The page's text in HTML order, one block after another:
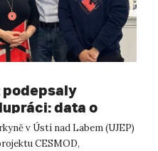
podepsaly
data o
posílí
v Ústí nad Labem (UJEP)
CESMOD,